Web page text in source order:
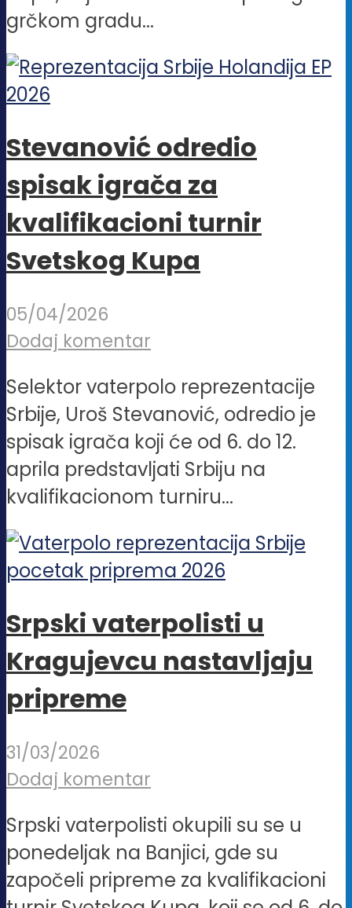
grčkom gradu...
Stevanović odredio
spisak igrača za
kvalifikacioni turnir
Svetskog Kupa
05/04/2026
Dodaj komentar
Selektor vaterpolo reprezentacije
Srbije, Uroš Stevanović, odredio je
spisak igrača koji će od 6. do 12.
aprila predstavljati Srbiju na
kvalifikacionom turniru...
Srpski vaterpolisti u
Kragujevcu nastavljaju
pripreme
31/03/2026
Dodaj komentar
Srpski vaterpolisti okupili su se u
ponedeljak na Banjici, gde su
započeli pripreme za kvalifikacioni